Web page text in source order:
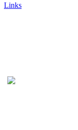
Links